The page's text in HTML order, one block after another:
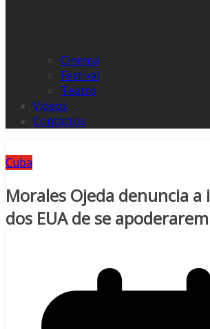
Cinema
Festival
Teatro
Videos
Contactos
Cuba
Morales Ojeda denuncia a
dos EUA de se